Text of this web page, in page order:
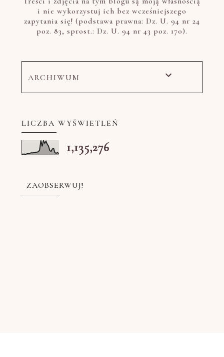
i nie wykorzystuj ich bez wcześniejszego
zapytania się! (podstawa prawna: Dz. U. 94 nr 24
poz. 83, sprost.: Dz. U. 94 nr 43 poz. 170).
ARCHIWUM
LICZBA WYŚWIETLEŃ
1,135,276
ZAOBSERWUJ!